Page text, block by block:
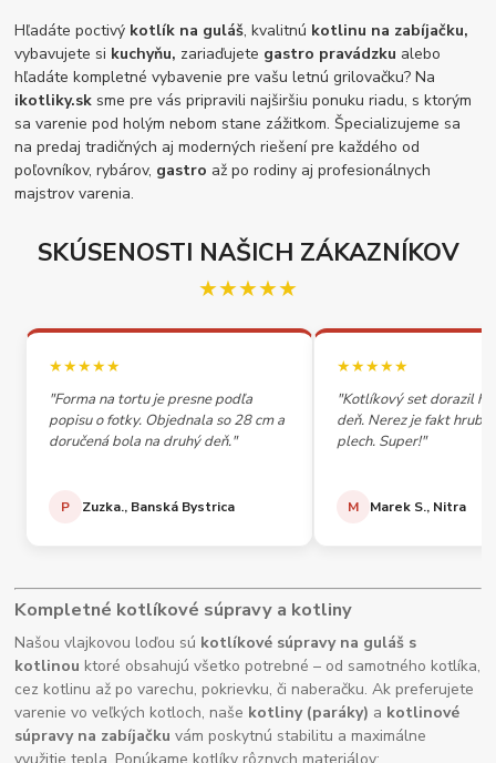
Hľadáte poctivý kotlík na guláš, kvalitnú kotlinu na zabíjačku,
vybavujete si kuchyňu, zariaďujete gastro pravádzku alebo
hľadáte kompletné vybavenie pre vašu letnú grilovačku? Na
ikotliky.sk sme pre vás pripravili najširšiu ponuku riadu, s ktorým
sa varenie pod holým nebom stane zážitkom. Špecializujeme sa
na predaj tradičných aj moderných riešení pre každého od
poľovníkov, rybárov, gastro až po rodiny aj profesionálnych
majstrov varenia.
SKÚSENOSTI NAŠICH ZÁKAZNÍKOV
★★★★★
★★★★★
"Forma na tortu je presne podľa
popisu o fotky. Objednala so 28 cm a
doručená bola na druhý deň."
P Zuzka., Banská Bystrica
★★★★★
"Kotlíkový set dorazil
deň. Nerez je fakt
plech. Super!"
M Marek S., Nitra
Kompletné kotlíkové súpravy a kotliny
Našou vlajkovou loďou sú kotlíkové súpravy na guláš s
kotlinou ktoré obsahujú všetko potrebné – od samotného kotlíka,
cez kotlinu až po varechu, pokrievku, či naberačku. Ak preferujete
varenie vo veľkých kotloch, naše kotliny (paráky) a kotlinové
súpravy na zabíjačku vám poskytnú stabilitu a maximálne